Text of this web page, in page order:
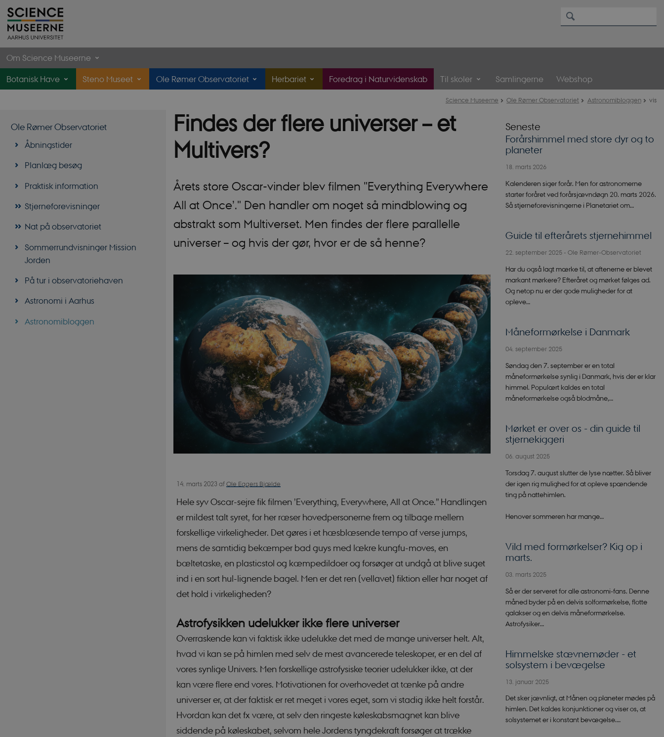
Botanisk Have Steno Museet Ole Rømer Observatoriet Herbariet Foredrag i Naturvidenskab Til skoler Samlingerne Webshop
Om Science Museerne
Science Museerne Ole Rømer Observatoriet Astronomibloggen vis
Ole Rømer Observatoriet
Åbningstider
Planlæg besøg
Praktisk information
Stjerneforevisninger
Nat på observatoriet
Sommerrundvisninger Mission
Jorden
På tur i observatoriehaven
Astronomi i Aarhus
Astronomibloggen
Findes der flere universer – et
Multivers?
Årets store Oscar-vinder blev filmen "Everything Everywhere
All at Once’." Den handler om noget så mindblowing og
abstrakt som Multiverset. Men findes der flere parallelle
universer – og hvis der gør, hvor er de så henne?
14. marts 2023 af Ole Eggers Bjælde
Hele syv Oscar-sejre fik filmen ’Everything, Everywhere, All at Once.” Handlingen
er mildest talt syret, for her ræser hovedpersonerne frem og tilbage mellem
forskellige virkeligheder. Det gøres i et hæsblæsende tempo af verse jumps,
mens de samtidig bekæmper bad guys med lækre kungfu-moves, en
bæltetaske, en plasticstol og kæmpedildoer og forsøger at undgå at blive suget
ind i en sort hul-lignende bagel. Men er det ren (vellavet) fiktion eller har noget af
det hold i virkeligheden?
Astrofysikken udelukker ikke flere universer
Overraskende kan vi faktisk ikke udelukke det med de mange universer helt. Alt,
hvad vi kan se på himlen med selv de mest avancerede teleskoper, er en del af
vores synlige Univers. Men forskellige astrofysiske teorier udelukker ikke, at der
kan være flere end vores. Motivationen for overhovedet at tænke på andre
universer er, at der faktisk er ret meget i vores eget, som vi stadig ikke helt forstår.
Hvordan kan det fx være, at selv den ringeste køleskabsmagnet kan blive
siddende på køleskabet, selvom hele Jordens tyngdekraft forsøger at trække
Seneste
Forårshimmel med store dyr og to
planeter
18. marts 2026
Kalenderen siger forår. Men for astronomerne
starter foråret ved forårsjævndøgn 20. marts 2026.
Så stjerneforevisningerne i Planetariet om…
Guide til efterårets stjernehimmel
22. september 2025 - Ole Rømer-Observatoriet
Har du også lagt mærke til, at aftenerne er blevet
markant mørkere? Efteråret og mørket følges ad.
Og netop nu er der gode muligheder for at
opleve…
Måneformørkelse i Danmark
04. september 2025
Søndag den 7. september er en total
måneformørkelse synlig i Danmark, hvis der er klar
himmel. Populært kaldes en total
måneformørkelse også blodmåne,…
Mørket er over os - din guide til
stjernekiggeri
06. august 2025
Torsdag 7. august slutter de lyse nætter. Så bliver
der igen rig mulighed for at opleve spændende
ting på nattehimlen.
Henover sommeren har mange…
Vild med formørkelser? Kig op i
marts.
03. marts 2025
Så er der serveret for alle astronomi-fans. Denne
måned byder på en delvis solformørkelse, flotte
galakser og en delvis måneformørkelse.
Astrofysiker…
Himmelske stævnemøder - et
solsystem i bevægelse
13. januar 2025
Det sker jævnligt, at Månen og planeter mødes på
himlen. Det kaldes konjunktioner og viser os, at
solsystemet er i konstant bevægelse.…